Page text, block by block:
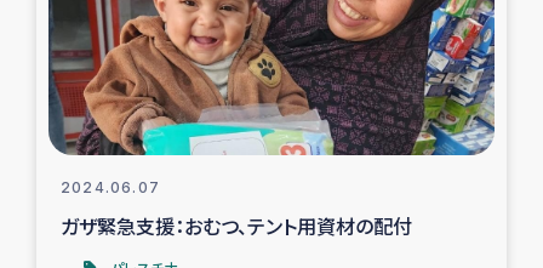
2024.06.07
ガザ緊急支援：おむつ、テント用資材の配付